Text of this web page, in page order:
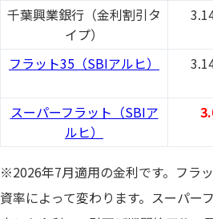
千葉興業銀行（金利割引タ
イプ）
フラット35（SBIアルヒ）
スーパーフラット（SBIア
ルヒ）
※2026年7月適用の金利です。フラ
資率によって変わります。スーパー